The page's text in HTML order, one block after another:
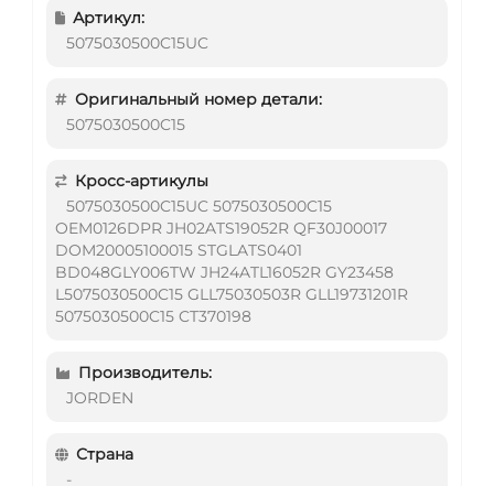
Артикул:
5075030500C15UC
Оригинальный номер детали:
5075030500C15
Кросс-артикулы
5075030500C15UC 5075030500C15
OEM0126DPR JH02ATS19052R QF30J00017
DOM20005100015 STGLATS0401
BD048GLY006TW JH24ATL16052R GY23458
L5075030500C15 GLL75030503R GLL19731201R
5075030500C15 CT370198
Производитель:
JORDEN
Страна
-